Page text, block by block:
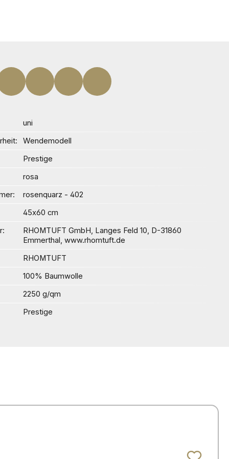
uni
Wendemodell
Prestige
rosa
rosenquarz - 402
45x60 cm
RHOMTUFT GmbH, Langes Feld 10, D-31860
Emmerthal, www.rhomtuft.de
RHOMTUFT
100% Baumwolle
2250 g/qm
Prestige